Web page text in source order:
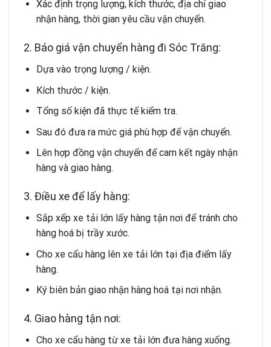
Xác định trọng lượng, kích thước, địa chỉ giao
nhận hàng, thời gian yêu cầu vận chuyển.
2. Báo giá vận chuyển hàng đi Sóc Trăng:
Dựa vào trọng lượng / kiện.
Kích thước / kiện.
Tổng số kiện đã thực tế kiểm tra.
Sau đó đưa ra mức giá phù hợp để vận chuyển.
Lên hợp đồng vận chuyển để cam kết ngày nhận
hàng và giao hàng.
3. Điều xe để lấy hàng:
Sắp xếp xe tải lớn lấy hàng tận nơi để tránh cho
hàng hoá bị trầy xước.
Cho xe cẩu hàng lên xe tải lớn tại địa điểm lấy
hàng.
Ký biên bản giao nhận hàng hoá tại nơi nhận.
4. Giao hàng tận nơi:
Cho xe cẩu hàng từ xe tải lớn đưa hàng xuống.